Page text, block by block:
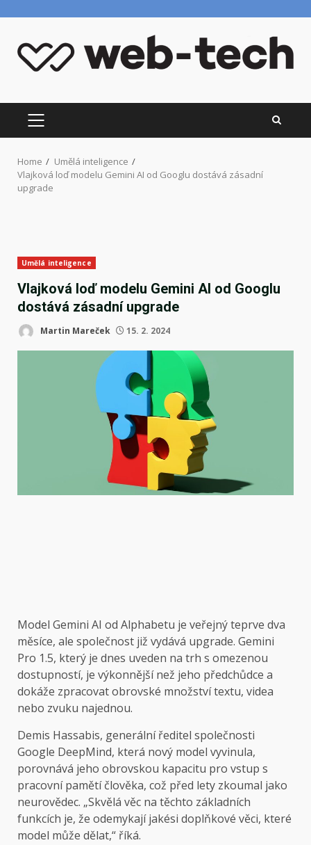
content
PRIMARY
MENU
Home
Umělá inteligence
Vlajková loď modelu Gemini AI od Googlu dostává zásadní
upgrade
Umělá inteligence
Vlajková loď modelu Gemini AI od Googlu
dostává zásadní upgrade
Martin Mareček 15. 2. 2024
Model Gemini AI od Alphabetu je veřejný teprve dva
měsíce, ale společnost již vydává upgrade. Gemini
Pro 1.5, který je dnes uveden na trh s omezenou
dostupností, je výkonnější než jeho předchůdce a
dokáže zpracovat obrovské množství textu, videa
nebo zvuku najednou.
Demis Hassabis, generální ředitel společnosti
Google DeepMind, která nový model vyvinula,
porovnává jeho obrovskou kapacitu pro vstup s
pracovní pamětí člověka, což před lety zkoumal jako
neurovědec. „Skvělá věc na těchto základních
funkcích je, že odemykají jakési doplňkové věci, které
model může dělat,“ říká.